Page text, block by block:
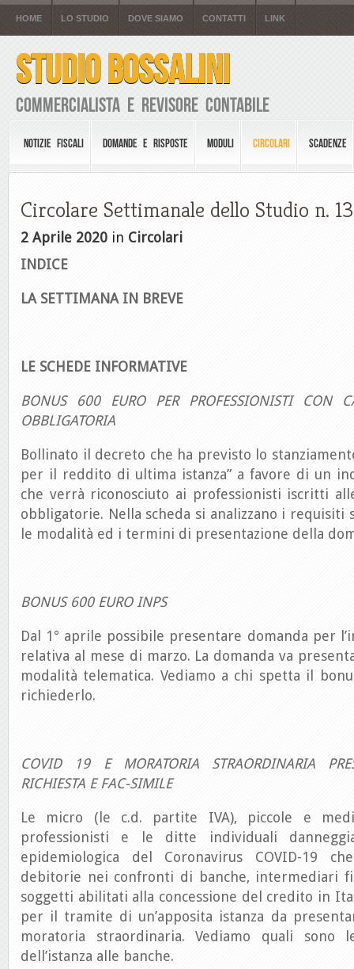
HOME LO STUDIO DOVE SIAMO CONTATTI LINK
STUDIO BOSSALINI
Commercialista e Revisore Contabile
NOTIZIE FISCALI DOMANDE E RISPOSTE MODULI CIRCOLARI SCADENZE
Circolare Settimanale dello Studio n.
2 Aprile 2020 in Circolari
INDICE
LA SETTIMANA IN BREVE
LE SCHEDE INFORMATIVE
BONUS 600 EURO PER PROFESSIONISTI CON
OBBLIGATORIA
Bollinato il decreto che ha previsto lo
per il reddito di ultima istanza” a favore di un
che verrà riconosciuto ai professionisti iscritti
obbligatorie. Nella scheda si analizzano i requisiti
le modalità ed i termini di presentazione della
BONUS 600 EURO INPS
Dal 1° aprile possibile presentare domanda per
relativa al mese di marzo. La domanda va
modalità telematica. Vediamo a chi spetta il
richiederlo.
COVID 19 E MORATORIA STRAORDINARIA
RICHIESTA E FAC-SIMILE
Le micro (le c.d. partite IVA), piccole e
professionisti e le ditte individuali
epidemiologica del Coronavirus COVID-19
debitorie nei confronti di banche, intermediari
soggetti abilitati alla concessione del credito in
per il tramite di un’apposita istanza da
moratoria straordinaria. Vediamo quali sono
dell’istanza alle banche.